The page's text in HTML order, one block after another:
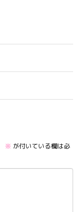
※ が付いている欄は必